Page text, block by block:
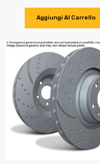
Aggiungi Al Carrello